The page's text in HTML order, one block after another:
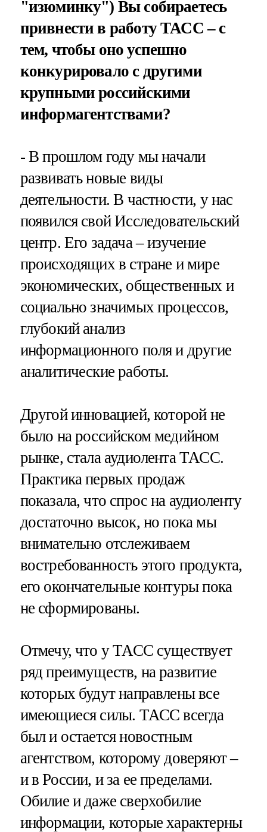
"изюминку") Вы собираетесь
привнести в работу ТАСС – с
тем, чтобы оно успешно
конкурировало с другими
крупными российскими
информагентствами?
- В прошлом году мы начали
развивать новые виды
деятельности. В частности, у нас
появился свой Исследовательский
центр. Его задача – изучение
происходящих в стране и мире
экономических, общественных и
социально значимых процессов,
глубокий анализ
информационного поля и другие
аналитические работы.
Другой инновацией, которой не
было на российском медийном
рынке, стала аудиолента ТАСС.
Практика первых продаж
показала, что спрос на аудиоленту
достаточно высок, но пока мы
внимательно отслеживаем
востребованность этого продукта,
его окончательные контуры пока
не сформированы.
Отмечу, что у ТАСС существует
ряд преимуществ, на развитие
которых будут направлены все
имеющиеся силы. ТАСС всегда
был и остается новостным
агентством, которому доверяют –
и в России, и за ее пределами.
Обилие и даже сверхобилие
информации, которые характерны